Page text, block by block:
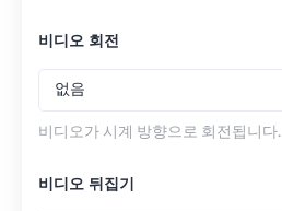
비디오 회전
없음
비디오가 시계 방향으로 회전됩니다.
비디오 뒤집기